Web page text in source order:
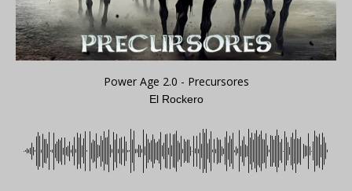
Power Age 2.0 - Precursores
El Rockero